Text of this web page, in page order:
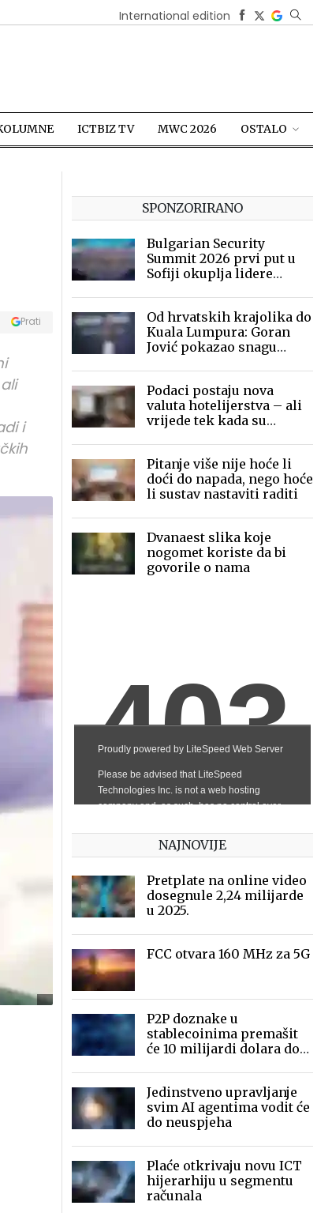
International edition
ICTBIZ TV MWC 2026 OSTALO
Prati
i
SPONZORIRANO
Bulgarian Security
Summit 2026 prvi put u
Sofiji okuplja lidere
Od hrvatskih krajolika do
Kuala Lumpura: Goran
Jović pokazao snagu
Podaci postaju nova
valuta hotelijerstva – ali
vrijede tek kada su
Pitanje više nije hoće li
doći do napada, nego hoće
li sustav nastaviti raditi
Dvanaest slika koje
nogomet koriste da bi
govorile o nama
NAJNOVIJE
Pretplate na online video
dosegnule 2,24 milijarde
u 2025.
FCC otvara 160 MHz za 5G
P2P doznake u
stablecoinima premašit
će 10 milijardi dolara do
Jedinstveno upravljanje
svim AI agentima vodit će
do neuspjeha
Plaće otkrivaju novu ICT
hijerarhiju u segmentu
računala